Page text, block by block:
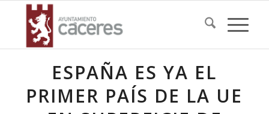
ESPAÑA ES YA EL
PRIMER PAÍS DE LA UE